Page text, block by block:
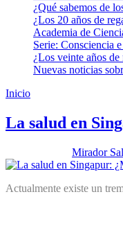
¿Qué sabemos de
¿Los 20 años de
Academia de
Serie: Consciencia
¿Los veinte años de
Nuevas noticias
Inicio
La salud en
Mirador
Actualmente existe un